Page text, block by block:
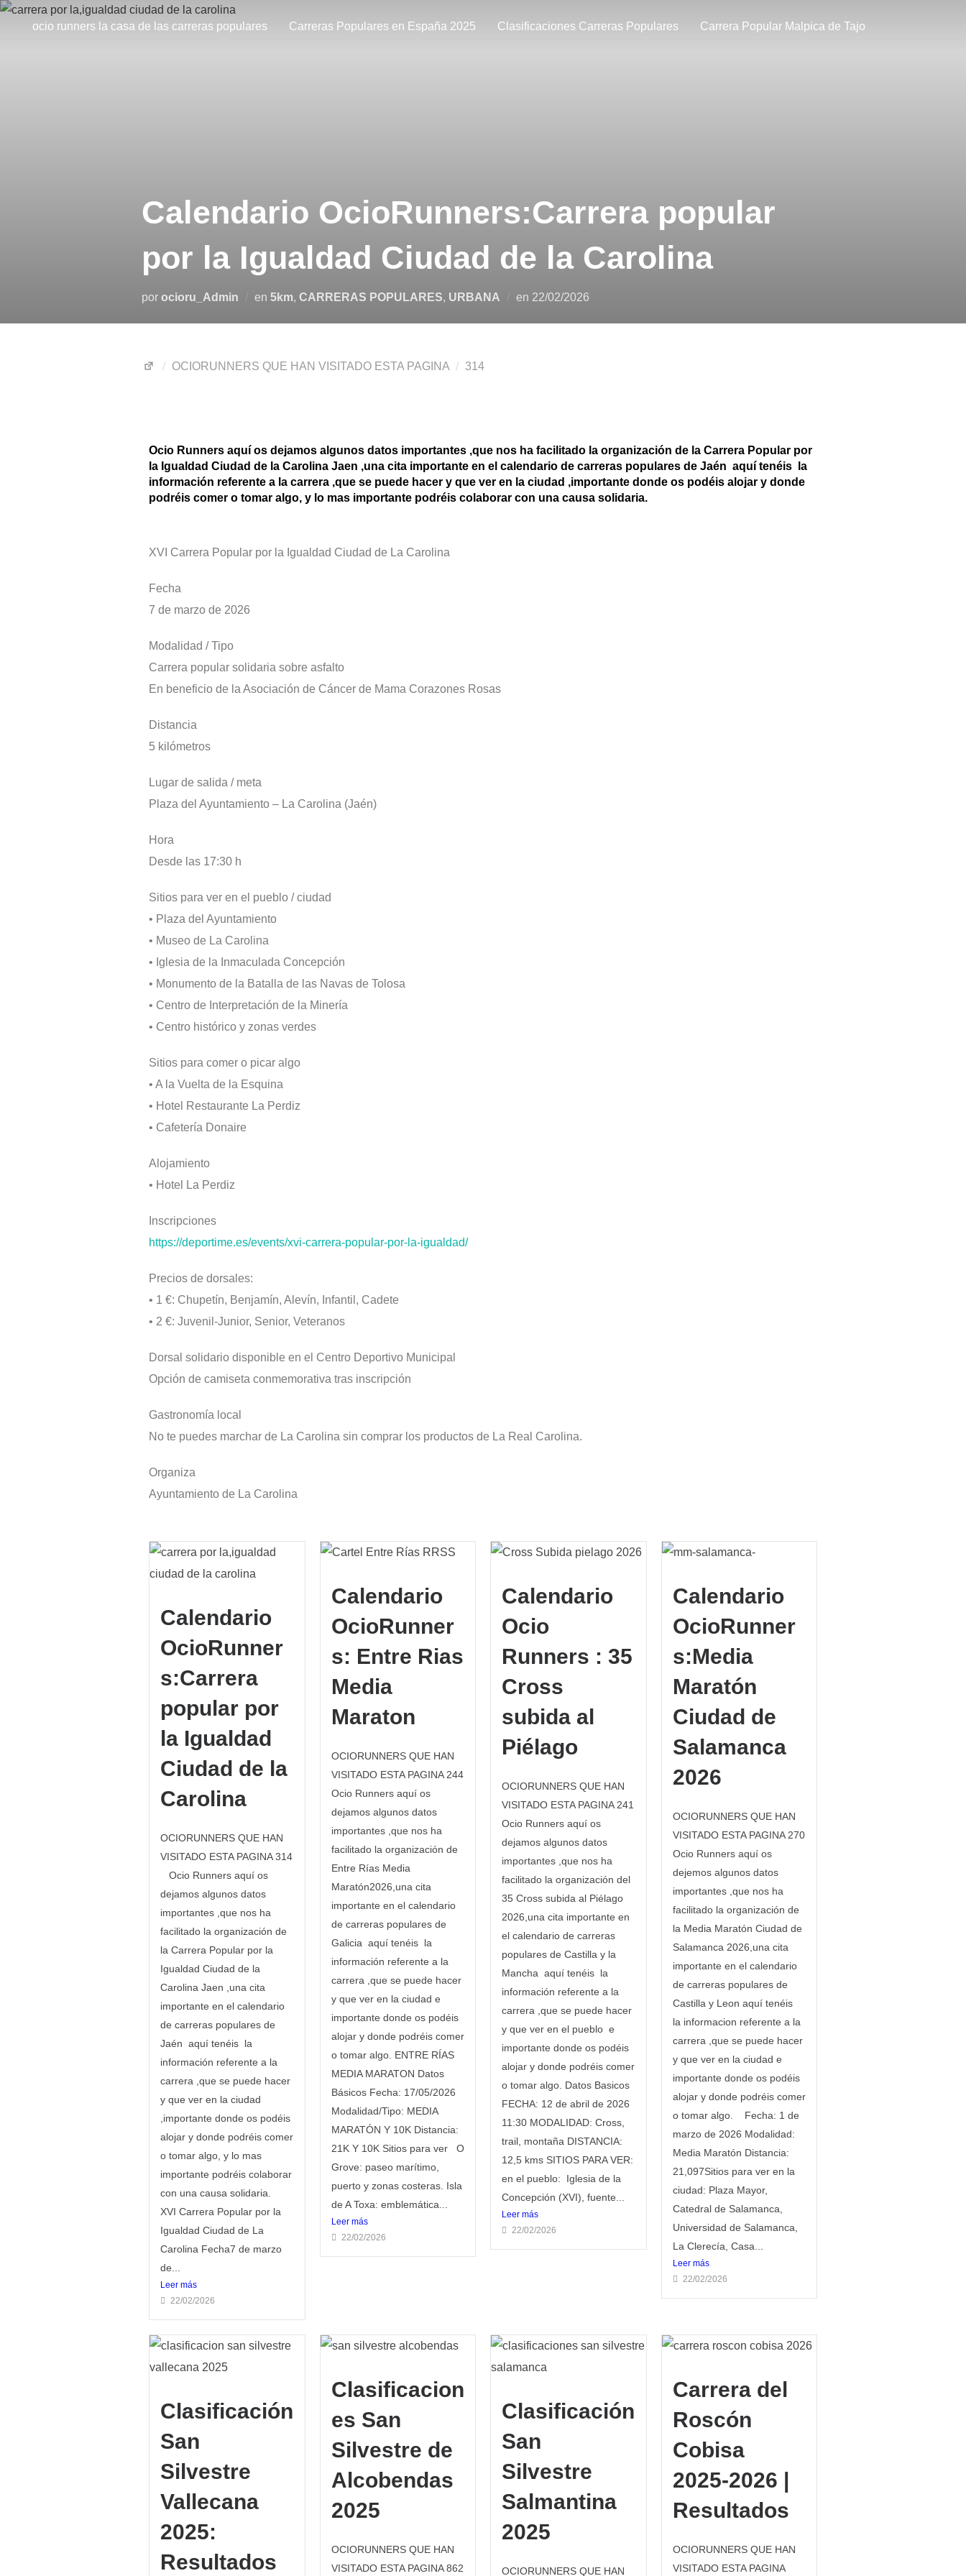
ocio runners la casa de las carreras populares Carreras Populares en España 2025 Clasificaciones Carreras Populares Carrera Popular Malpica de Tajo
Calendario OcioRunners:Carrera popular
por la Igualdad Ciudad de la Carolina
por ocioru_Admin en 5km, CARRERAS POPULARES, URBANA en 22/02/2026
OCIORUNNERS QUE HAN VISITADO ESTA PAGINA 314
Ocio Runners aquí os dejamos algunos datos importantes ,que nos ha facilitado la organización de la Carrera Popular por
la Igualdad Ciudad de la Carolina Jaen ,una cita importante en el calendario de carreras populares de Jaén aquí tenéis la
información referente a la carrera ,que se puede hacer y que ver en la ciudad ,importante donde os podéis alojar y donde
podréis comer o tomar algo, y lo mas importante podréis colaborar con una causa solidaria.
XVI Carrera Popular por la Igualdad Ciudad de La Carolina
Fecha
7 de marzo de 2026
Modalidad / Tipo
Carrera popular solidaria sobre asfalto
En beneficio de la Asociación de Cáncer de Mama Corazones Rosas
Distancia
5 kilómetros
Lugar de salida / meta
Plaza del Ayuntamiento – La Carolina (Jaén)
Hora
Desde las 17:30 h
Sitios para ver en el pueblo / ciudad
• Plaza del Ayuntamiento
• Museo de La Carolina
• Iglesia de la Inmaculada Concepción
• Monumento de la Batalla de las Navas de Tolosa
• Centro de Interpretación de la Minería
• Centro histórico y zonas verdes
Sitios para comer o picar algo
• A la Vuelta de la Esquina
• Hotel Restaurante La Perdiz
• Cafetería Donaire
Alojamiento
• Hotel La Perdiz
Inscripciones
https://deportime.es/events/xvi-carrera-popular-por-la-igualdad/
Precios de dorsales:
• 1 €: Chupetín, Benjamín, Alevín, Infantil, Cadete
• 2 €: Juvenil-Junior, Senior, Veteranos
Dorsal solidario disponible en el Centro Deportivo Municipal
Opción de camiseta conmemorativa tras inscripción
Gastronomía local
No te puedes marchar de La Carolina sin comprar los productos de La Real Carolina.
Organiza
Ayuntamiento de La Carolina
Calendario
OcioRunner
s:Carrera
popular por
la Igualdad
Ciudad de la
Carolina
OCIORUNNERS QUE HAN
VISITADO ESTA PAGINA 314
Ocio Runners aquí os
dejamos algunos datos
importantes ,que nos ha
facilitado la organización de
la Carrera Popular por la
Igualdad Ciudad de la
Carolina Jaen ,una cita
importante en el calendario
de carreras populares de
Jaén aquí tenéis la
información referente a la
carrera ,que se puede hacer
y que ver en la ciudad
,importante donde os podéis
alojar y donde podréis comer
o tomar algo, y lo mas
importante podréis colaborar
con una causa solidaria.
XVI Carrera Popular por la
Igualdad Ciudad de La
Carolina Fecha7 de marzo
de...
Leer más
22/02/2026
Calendario
OcioRunner
s: Entre Rias
Media
Maraton
OCIORUNNERS QUE HAN
VISITADO ESTA PAGINA 244
Ocio Runners aquí os
dejamos algunos datos
importantes ,que nos ha
facilitado la organización de
Entre Rías Media
Maratón2026,una cita
importante en el calendario
de carreras populares de
Galicia aquí tenéis la
información referente a la
carrera ,que se puede hacer
y que ver en la ciudad e
importante donde os podéis
alojar y donde podréis comer
o tomar algo. ENTRE RÍAS
MEDIA MARATON Datos
Básicos Fecha: 17/05/2026
Modalidad/Tipo: MEDIA
MARATÓN Y 10K Distancia:
21K Y 10K Sitios para ver O
Grove: paseo marítimo,
puerto y zonas costeras. Isla
de A Toxa: emblemática...
Leer más
22/02/2026
Calendario
Ocio
Runners : 35
Cross
subida al
Piélago
OCIORUNNERS QUE HAN
VISITADO ESTA PAGINA 241
Ocio Runners aquí os
dejamos algunos datos
importantes ,que nos ha
facilitado la organización del
35 Cross subida al Piélago
2026,una cita importante en
el calendario de carreras
populares de Castilla y la
Mancha aquí tenéis la
información referente a la
carrera ,que se puede hacer
y que ver en el pueblo e
importante donde os podéis
alojar y donde podréis comer
o tomar algo. Datos Basicos
FECHA: 12 de abril de 2026
11:30 MODALIDAD: Cross,
trail, montaña DISTANCIA:
12,5 kms SITIOS PARA VER:
en el pueblo: Iglesia de la
Concepción (XVI), fuente...
Leer más
22/02/2026
Calendario
OcioRunner
s:Media
Maratón
Ciudad de
Salamanca
2026
OCIORUNNERS QUE HAN
VISITADO ESTA PAGINA 270
Ocio Runners aquí os
dejemos algunos datos
importantes ,que nos ha
facilitado la organización de
la Media Maratón Ciudad de
Salamanca 2026,una cita
importante en el calendario
de carreras populares de
Castilla y Leon aquí tenéis
la informacion referente a la
carrera ,que se puede hacer
y que ver en la ciudad e
importante donde os podéis
alojar y donde podréis comer
o tomar algo. Fecha: 1 de
marzo de 2026 Modalidad:
Media Maratón Distancia:
21,097Sitios para ver en la
ciudad: Plaza Mayor,
Catedral de Salamanca,
Universidad de Salamanca,
La Clerecía, Casa...
Leer más
22/02/2026
Clasificación
San
Silvestre
Vallecana
2025:
Resultados
Clasificacion
es San
Silvestre de
Alcobendas
2025
OCIORUNNERS QUE HAN
VISITADO ESTA PAGINA 862
Clasificación
San
Silvestre
Salmantina
2025
OCIORUNNERS QUE HAN
Carrera del
Roscón
Cobisa
2025-2026 |
Resultados
OCIORUNNERS QUE HAN
VISITADO ESTA PAGINA